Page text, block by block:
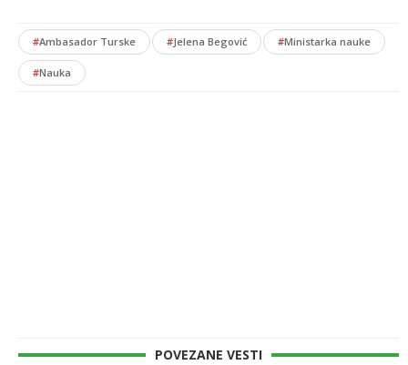
#Ambasador Turske #Jelena Begović #Ministarka nauke
#Nauka
POVEZANE VESTI